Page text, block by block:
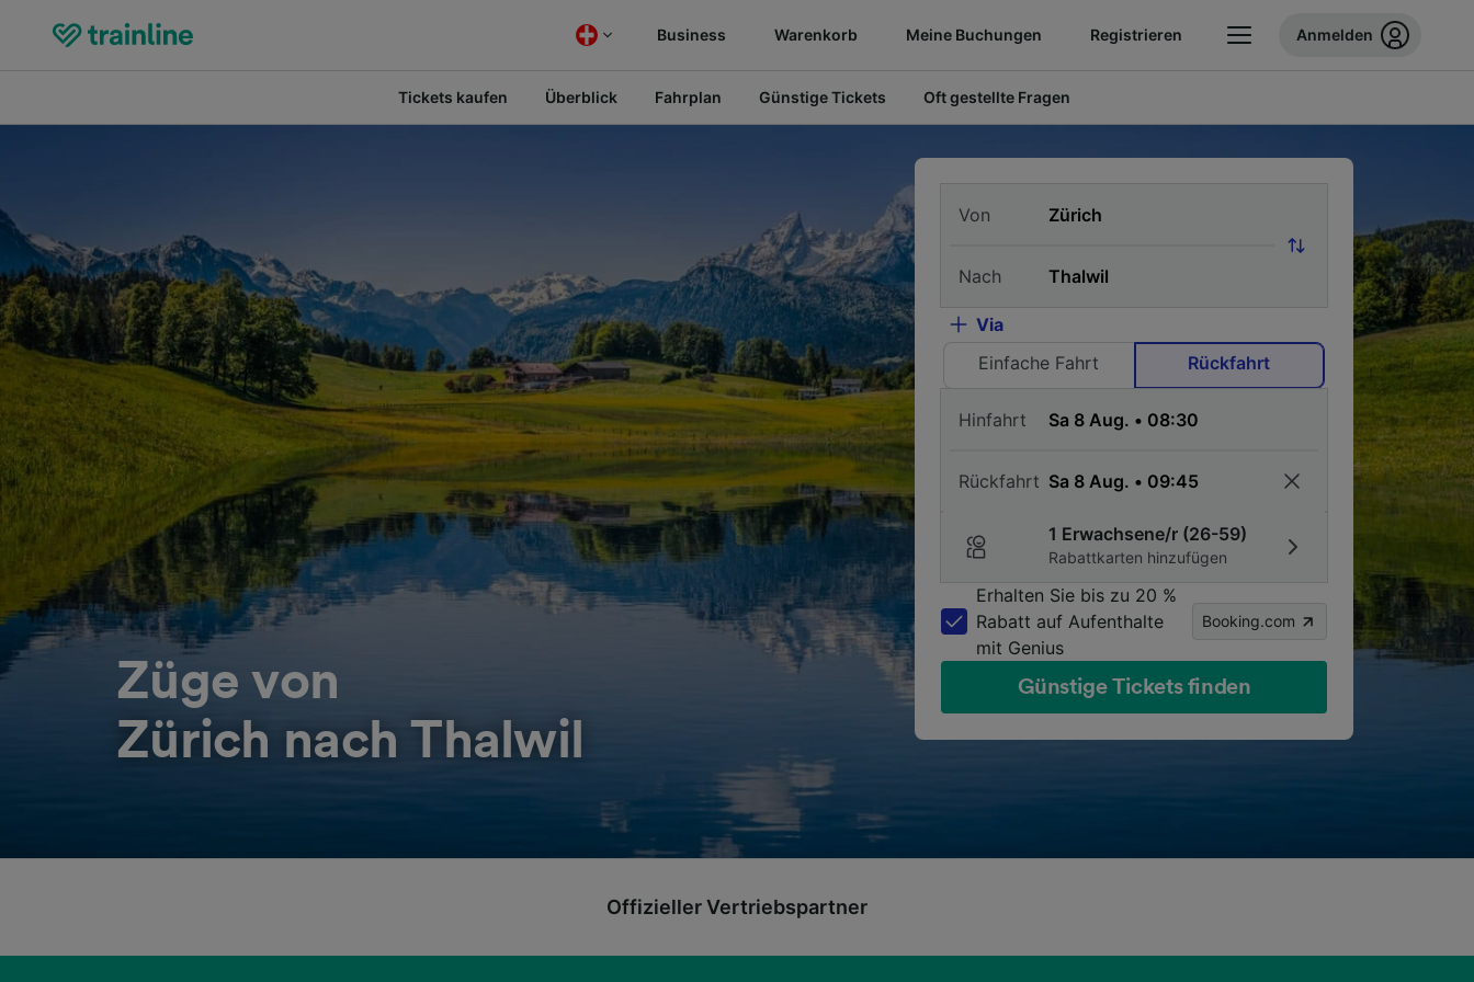
Business Warenkorb Meine Buchungen Registrieren Anmelden
Tickets kaufen Überblick Fahrplan Günstige Tickets Oft gestellte Fragen
Züge von
Zürich nach Thalwil
Von
Nach
Via
Einfache Fahrt
Rückfahrt
Hinfahrt
Rückfahrt
1 Erwachsene/r (26-59)
Rabattkarten hinzufügen
Erhalten Sie bis zu 20 %
Rabatt auf Aufenthalte
mit Genius
Booking.com
Günstige Tickets finden
Offizieller Vertriebspartner